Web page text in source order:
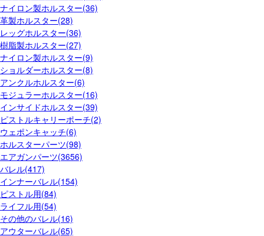
ナイロン製ホルスター(36)
革製ホルスター(28)
レッグホルスター(36)
樹脂製ホルスター(27)
ナイロン製ホルスター(9)
ショルダーホルスター(8)
アンクルホルスター(6)
モジュラーホルスター(16)
インサイドホルスター(39)
ピストルキャリーポーチ(2)
ウェポンキャッチ(6)
ホルスターパーツ(98)
エアガンパーツ(3656)
バレル(417)
インナーバレル(154)
ピストル用(84)
ライフル用(54)
その他のバレル(16)
アウターバレル(65)